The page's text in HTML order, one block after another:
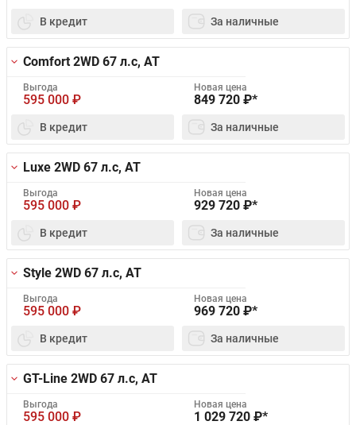
В кредит За наличные
Comfort 2WD 67 л.с, AT
Выгода
595 000 ₽
Новая цена
849 720 ₽*
В кредит За наличные
Luxe 2WD 67 л.с, AT
Выгода
595 000 ₽
Новая цена
929 720 ₽*
В кредит За наличные
Style 2WD 67 л.с, AT
Выгода
595 000 ₽
Новая цена
969 720 ₽*
В кредит За наличные
GT-Line 2WD 67 л.с, AT
Выгода
595 000 ₽
Новая цена
1 029 720 ₽*